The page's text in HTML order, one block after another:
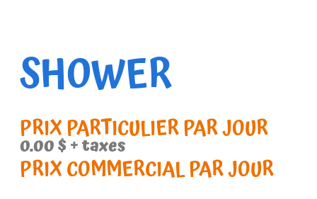
SHOWER
PRIX PARTICULIER PAR JOUR
0.00$+ taxes
PRIX COMMERCIAL PAR JOUR